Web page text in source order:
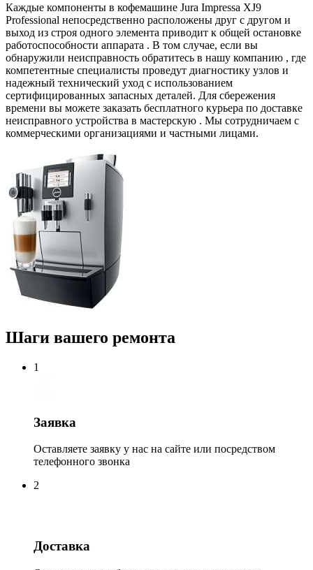
Каждые компоненты в кофемашине Jura Impressa XJ9
Professional непосредственно расположены друг с другом и
выход из строя одного элемента приводит к общей остановке
работоспособности аппарата . В том случае, если вы
обнаружили неисправность обратитесь в нашу компанию , где
компетентные специалисты проведут диагностику узлов и
надежный технический уход с использованием
сертифицированных запасных деталей. Для сбережения
времени вы можете заказать бесплатного курьера по доставке
неисправного устройства в мастерскую . Мы сотрудничаем с
коммерческими организациями и частными лицами.
Шаги вашего ремонта
1
Заявка
Оставляете заявку у нас на сайте или посредством
телефонного звонка
2
Доставка